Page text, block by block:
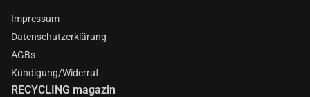
Impressum
Datenschutzerklärung
AGBs
Kündigung/Widerruf
RECYCLING magazin